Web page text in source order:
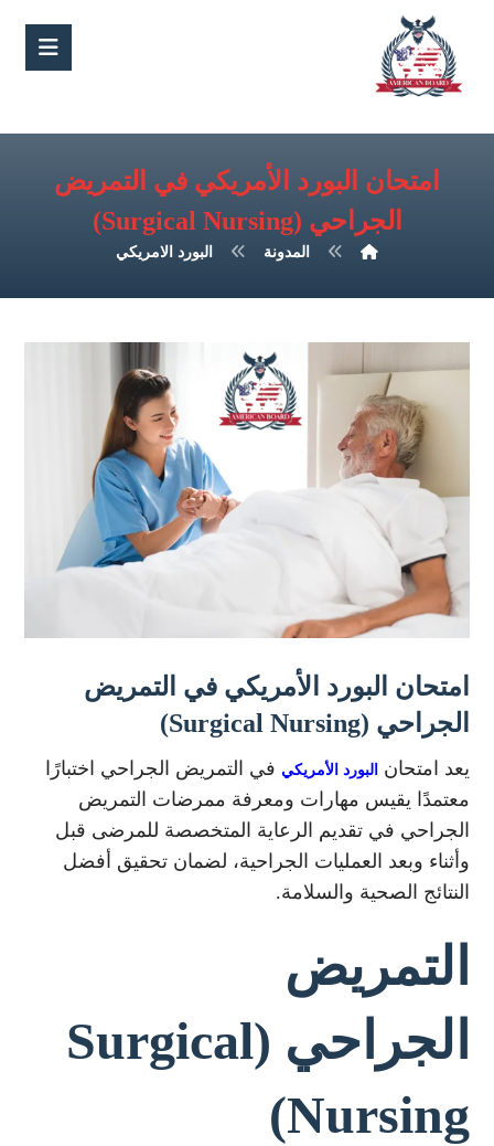
امتحان البورد الأمريكي في التمريض
الجراحي (Surgical Nursing)
المدونة البورد الامريكي
امتحان البورد الأمريكي في التمريض
الجراحي (Surgical Nursing)
يعد امتحان البورد الأمريكي في التمريض الجراحي اختبارًا
معتمدًا يقيس مهارات ومعرفة ممرضات التمريض
الجراحي في تقديم الرعاية المتخصصة للمرضى قبل
وأثناء وبعد العمليات الجراحية، لضمان تحقيق أفضل
النتائج الصحية والسلامة.
التمريض
الجراحي (Surgical
Nursing)